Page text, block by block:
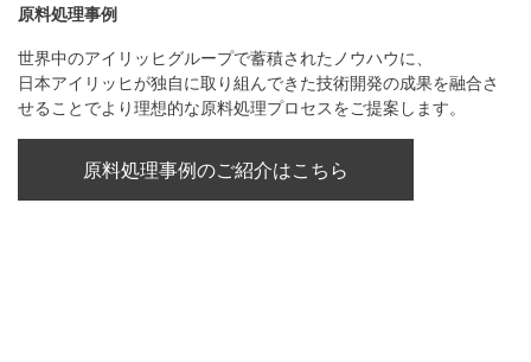
原料処理事例
世界中のアイリッヒグループで蓄積されたノウハウに、
日本アイリッヒが独自に取り組んできた技術開発の成果を融合さ
せることでより理想的な原料処理プロセスをご提案します。
原料処理事例のご紹介はこちら